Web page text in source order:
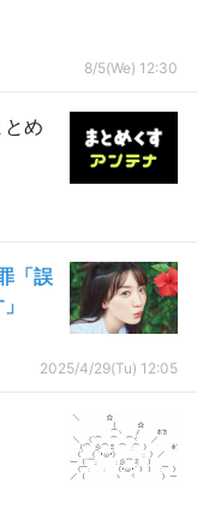
8/5(We) 12:30
め
「誤
2025/4/29(Tu) 12:05